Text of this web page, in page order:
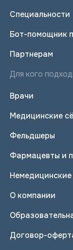
Специальности
Бот-помощник
Партнерам
Для кого
Врачи
Медицинские
Фельдшеры
Фармацевты и
О компании
Договор-